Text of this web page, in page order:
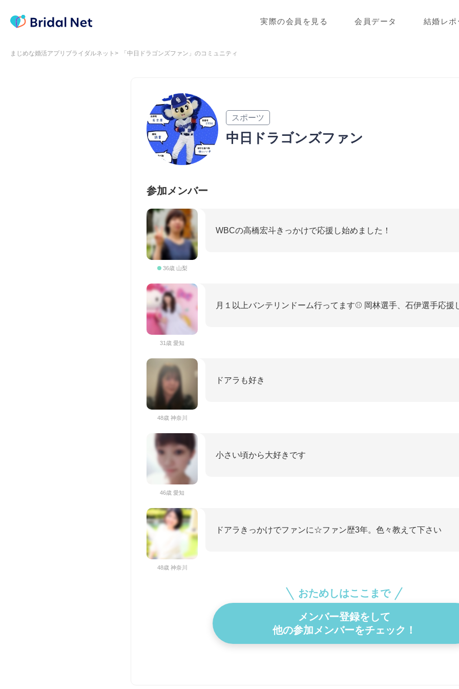
実際の会員を見る 会員データ 結婚レポ
まじめな婚活アプリブライダルネット 「中日ドラゴンズファン」のコミュニティ
スポーツ
中日ドラゴンズファン
参加メンバー
36歳 山梨
WBCの高橋宏斗きっかけで応援し始めました！
31歳 愛知
月１以上バンテリンドーム行ってます⚾️ 岡林選手、石伊選手応援
48歳 神奈川
ドアラも好き
46歳 愛知
小さい頃から大好きです
48歳 神奈川
ドアラきっかけでファンに☆ファン歴3年。色々教えて下さい
おためしはここまで
メンバー登録をして
他の参加メンバーをチェック！